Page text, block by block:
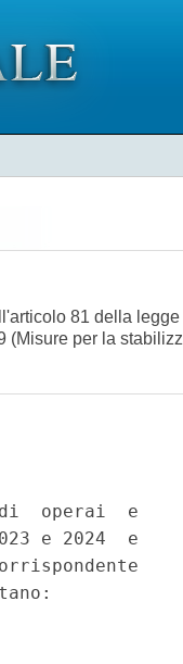
81 della
(Misure per la